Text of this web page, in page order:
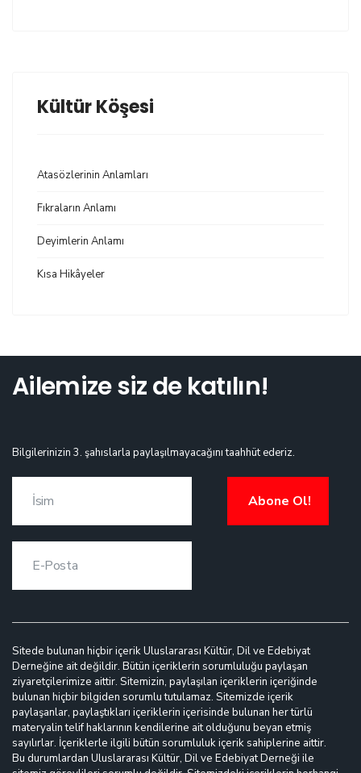
Kültür Köşesi
Atasözlerinin Anlamları
Fıkraların Anlamı
Deyimlerin Anlamı
Kısa Hikâyeler
Ailemize siz de katılın!
Bilgilerinizin 3. şahıslarla paylaşılmayacağını taahhüt ederiz.
Abone Ol!
Sitede bulunan hiçbir içerik Uluslararası Kültür, Dil ve Edebiyat
Derneğine ait değildir. Bütün içeriklerin sorumluluğu paylaşan
ziyaretçilerimize aittir. Sitemizin, paylaşılan içeriklerin içeriğinde
bulunan hiçbir bilgiden sorumlu tutulamaz. Sitemizde içerik
paylaşanlar, paylaştıkları içeriklerin içerisinde bulunan her türlü
materyalin telif haklarının kendilerine ait olduğunu beyan etmiş
sayılırlar. İçeriklerle ilgili bütün sorumluluk içerik sahiplerine aittir.
Bu durumlardan Uluslararası Kültür, Dil ve Edebiyat Derneği ile